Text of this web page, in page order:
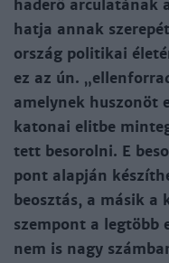
had­erő
hat­ja an­nak
or­szág po­li­ti­kai
ez az ún.
amely­nek hu­szon­öt
ka­to­nai elit­be
tett be­so­rol­ni. E
pont alap­ján
beosz­tás, a má­sik a
szem­pont a leg­több
nem is nagy